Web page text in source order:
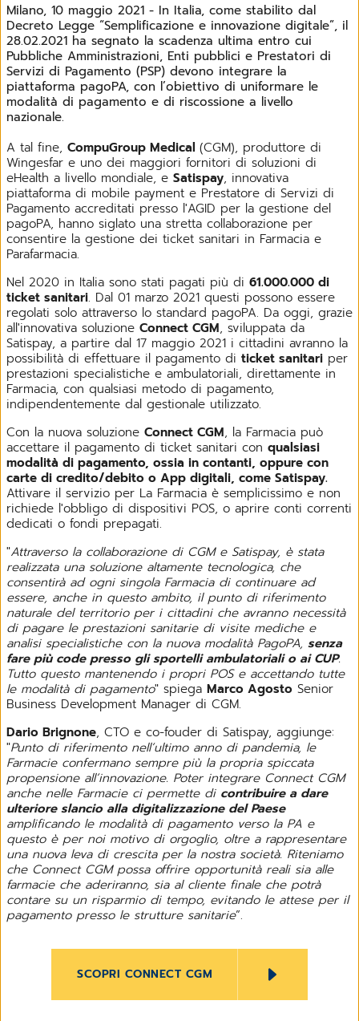
Milano, 10 maggio 2021 - In Italia, come stabilito dal
Decreto Legge “Semplificazione e innovazione digitale”, il
28.02.2021 ha segnato la scadenza ultima entro cui
Pubbliche Amministrazioni, Enti pubblici e Prestatori di
Servizi di Pagamento (PSP) devono integrare la
piattaforma pagoPA, con l’obiettivo di uniformare le
modalità di pagamento e di riscossione a livello
nazionale.
A tal fine, CompuGroup Medical (CGM), produttore di
Wingesfar e uno dei maggiori fornitori di soluzioni di
eHealth a livello mondiale, e Satispay, innovativa
piattaforma di mobile payment e Prestatore di Servizi di
Pagamento accreditati presso l'AGID per la gestione del
pagoPA, hanno siglato una stretta collaborazione per
consentire la gestione dei ticket sanitari in Farmacia e
Parafarmacia.
Nel 2020 in Italia sono stati pagati più di 61.000.000 di
ticket sanitari. Dal 01 marzo 2021 questi possono essere
regolati solo attraverso lo standard pagoPA. Da oggi, grazie
all'innovativa soluzione Connect CGM, sviluppata da
Satispay, a partire dal 17 maggio 2021 i cittadini avranno la
possibilità di effettuare il pagamento di ticket sanitari per
prestazioni specialistiche e ambulatoriali, direttamente in
Farmacia, con qualsiasi metodo di pagamento,
indipendentemente dal gestionale utilizzato.
Con la nuova soluzione Connect CGM, la Farmacia può
accettare il pagamento di ticket sanitari con qualsiasi
modalità di pagamento, ossia in contanti, oppure con
carte di credito/debito o App digitali, come Satispay.
Attivare il servizio per La Farmacia è semplicissimo e non
richiede l'obbligo di dispositivi POS, o aprire conti correnti
dedicati o fondi prepagati.
"Attraverso la collaborazione di CGM e Satispay, è stata
realizzata una soluzione altamente tecnologica, che
consentirà ad ogni singola Farmacia di continuare ad
essere, anche in questo ambito, il punto di riferimento
naturale del territorio per i cittadini che avranno necessità
di pagare le prestazioni sanitarie di visite mediche e
analisi specialistiche con la nuova modalità PagoPA, senza
fare più code presso gli sportelli ambulatoriali o ai CUP.
Tutto questo mantenendo i propri POS e accettando tutte
le modalità di pagamento" spiega Marco Agosto Senior
Business Development Manager di CGM.
Dario Brignone, CTO e co-fouder di Satispay, aggiunge:
"Punto di riferimento nell’ultimo anno di pandemia, le
Farmacie confermano sempre più la propria spiccata
propensione all’innovazione. Poter integrare Connect CGM
anche nelle Farmacie ci permette di contribuire a dare
ulteriore slancio alla digitalizzazione del Paese
amplificando le modalità di pagamento verso la PA e
questo è per noi motivo di orgoglio, oltre a rappresentare
una nuova leva di crescita per la nostra società. Riteniamo
che Connect CGM possa offrire opportunità reali sia alle
farmacie che aderiranno, sia al cliente finale che potrà
contare su un risparmio di tempo, evitando le attese per il
pagamento presso le strutture sanitarie”.
SCOPRI CONNECT CGM